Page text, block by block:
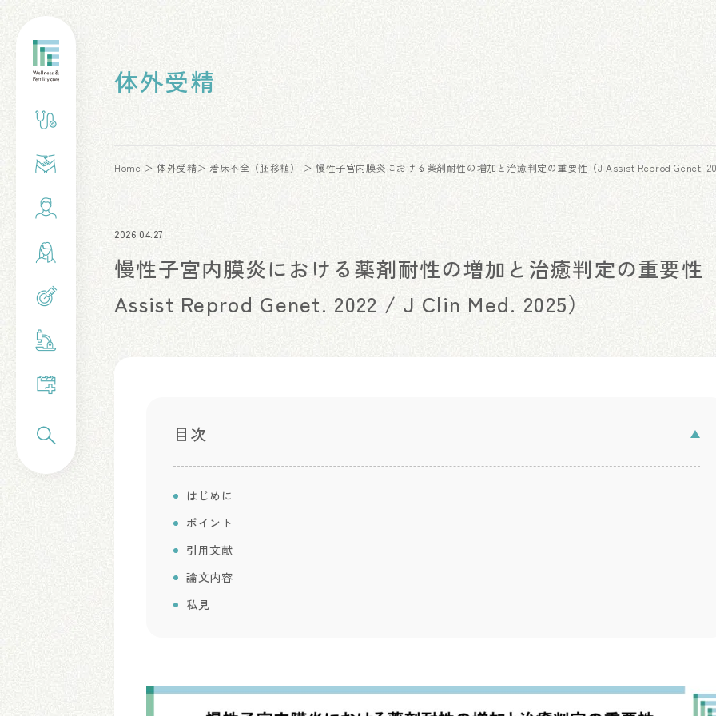
体外受精
Home 体外受精 着床不全（胚移植） 慢性子宮内膜炎における薬剤耐性の増加と治癒判定の重要性（J Assist Reprod Genet.
2026.04.27
慢性子宮内膜炎における薬剤耐性の増加と治癒判定の重要性
Assist Reprod Genet. 2022 / J Clin Med. 2025）
目次
はじめに
ポイント
引用文献
論文内容
私見